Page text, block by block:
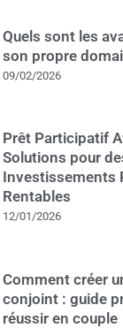
Quels sont les
son propre
09/02/2026
Prêt Participatif
Solutions pour
Investissements
Rentables
12/01/2026
Comment créer
conjoint : guide
réussir en couple